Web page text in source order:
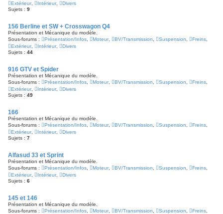
Extérieur, Intérieur,
Divers
Sujets : 9
156 Berline et SW + Crosswagon Q4
Présentation et Mécanique du modèle.
Sous-forums :
Présentation/Infos Moteur, BV/Transmission Suspension Freins
Extérieur, Intérieur,
Divers
Sujets : 44
916 GTV et Spider
Présentation et Mécanique du modèle.
Sous-forums :
Présentation/Infos Moteur, BV/Transmission Suspension Freins
Extérieur, Intérieur,
Divers
Sujets : 49
166
Présentation et Mécanique du modèle.
Sous-forums :
Présentation/Infos Moteur, BV/Transmission Suspension Freins
Extérieur, Intérieur,
Divers
Sujets : 7
Alfasud 33 et Sprint
Présentation et Mécanique du modèle.
Sous-forums :
Présentation/Infos Moteur, BV/Transmission Suspension Freins
Extérieur, Intérieur,
Divers
Sujets : 6
145 et 146
Présentation et Mécanique du modèle.
Sous-forums :
Présentation/Infos Moteur, BV/Transmission Suspension Freins